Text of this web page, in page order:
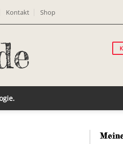
Kontakt Shop